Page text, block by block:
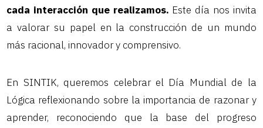
cada interacción que realizamos. Este día nos invita
a valorar su papel en la construcción de un mundo
más racional, innovador y comprensivo.
En SINTIK, queremos celebrar el Día Mundial de la
Lógica reflexionando sobre la importancia de razonar y
aprender, reconociendo que la base del progreso